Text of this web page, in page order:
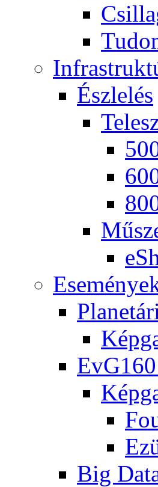
Ész­le­lés
Big